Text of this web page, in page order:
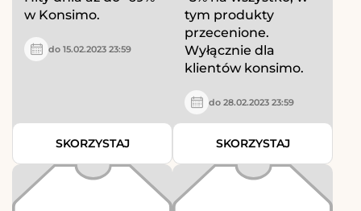
w Konsimo.
do 15.02.2023 23:59
SKORZYSTAJ
tym produkty
przecenione.
Wyłącznie dla
klientów konsimo.
do 28.02.2023 23:59
SKORZYSTAJ